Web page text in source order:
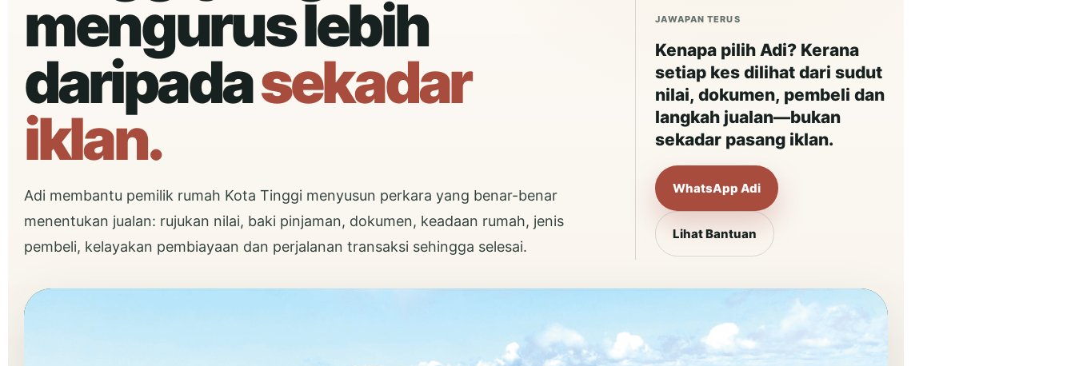
mengurus lebih
daripadasekadar
iklan.
Adi membantu pemilik rumah Kota Tinggi menyusun perkara yang benar-benar
menentukan jualan: rujukan nilai, baki pinjaman, dokumen, keadaan rumah, jenis
pembeli, kelayakan pembiayaan dan perjalanan transaksi sehingga selesai.
JAWAPAN TERUS
Kenapa pilih Adi? Kerana
setiap kes dilihat dari sudut
nilai, dokumen, pembeli dan
langkah jualan—bukan
sekadar pasang iklan.
WhatsApp Adi
Lihat Bantuan